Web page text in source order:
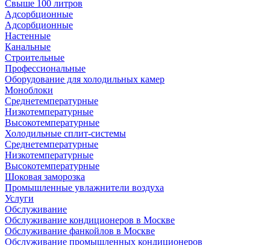
Свыше 100 литров
Адсорбционные
Адсорбционные
Настенные
Канальные
Строительные
Профессиональные
Оборудование для холодильных камер
Моноблоки
Среднетемпературные
Низкотемпературные
Высокотемпературные
Холодильные сплит-системы
Среднетемпературные
Низкотемпературные
Высокотемпературные
Шоковая заморозка
Промышленные увлажнители воздуха
Услуги
Обслуживание
Обслуживание кондиционеров в Москве
Обслуживание фанкойлов в Москве
Обслуживание промышленных кондиционеров